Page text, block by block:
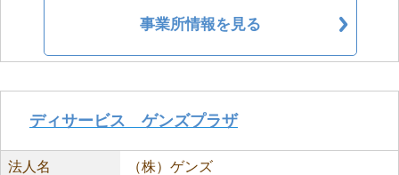
事業所情報を見る
ディサービス ゲンズプラザ
法人名 （株）ゲンズ